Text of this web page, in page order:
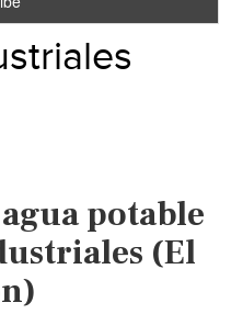
potable
(El